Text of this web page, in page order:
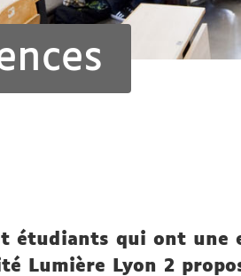
étudiants qui ont une
Lumière Lyon 2